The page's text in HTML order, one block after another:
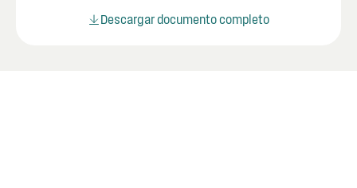
Descargar documento completo